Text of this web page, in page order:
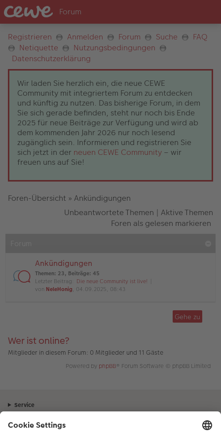
Registrieren Anmelden Forum Suche
FAQ
Netiquette
Nutzungsbedingungen
Datenschutzerklärung
Wir laden Sie herzlich ein, die neue CEWE
Community mit integriertem Forum zu entdecken
und künftig zu nutzen. Das bisherige Forum, in dem
Sie sich gerade befinden, steht nur noch bis Ende
2025 für neue Beiträge zur Verfügung und wird ab
dem kommenden Jahr 2026 nur noch lesend
zugänglich sein. Informieren und registrieren Sie
sich jetzt in der neuen CEWE Community – wir
freuen uns auf Sie!
Foren-Übersicht » Ankündigungen
Unbeantwortete Themen | Aktive Themen
Foren als gelesen markieren
Ankündigungen
Themen: 23, Beiträge: 45
Letzter Beitrag: Die neue Community ist live!
von NeleHonig, 04.09.2025, 08:43
Gehe zu
Wer ist online?
Mitglieder in diesem Forum: 0 Mitglieder und 11 Gäste
Powered by phpBB® Forum Software © phpBB Limited
Service